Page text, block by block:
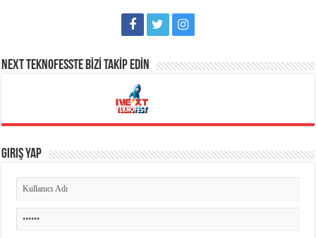
NEXT TEKNOFESSTE BİZİ TAKİP EDİN
Giriş Yap